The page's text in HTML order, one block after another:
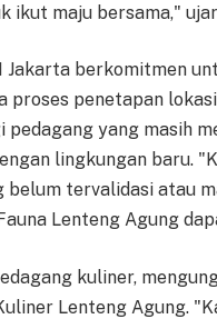
ikut maju bersama,"
Jakarta berkomitmen
proses penetapan
pedagang yang masih
lingkungan baru.
belum tervalidasi atau
Lenteng Agung
kuliner,
Lenteng Agung.